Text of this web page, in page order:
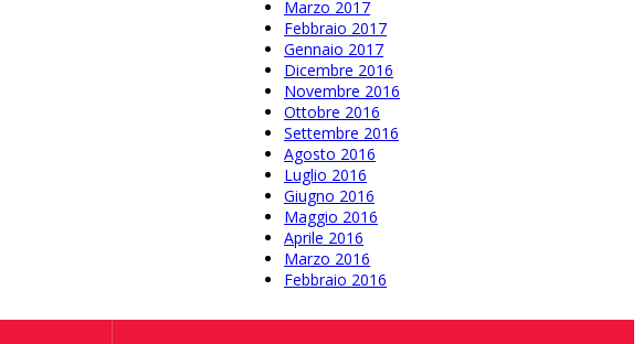
Marzo 2017
Febbraio 2017
Gennaio 2017
Dicembre 2016
Novembre 2016
Ottobre 2016
Settembre 2016
Agosto 2016
Luglio 2016
Giugno 2016
Maggio 2016
Aprile 2016
Marzo 2016
Febbraio 2016